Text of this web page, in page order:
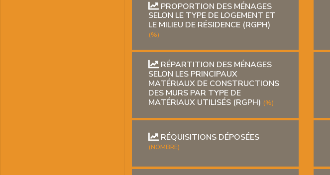
PROPORTION DES MÉNAGES
SELON LE TYPE DE LOGEMENT ET
LE MILIEU DE RÉSIDENCE (RGPH)
(%)
RÉPARTITION DES MÉNAGES
SELON LES PRINCIPAUX
MATÉRIAUX DE CONSTRUCTIONS
DES MURS PAR TYPE DE
MATÉRIAUX UTILISÉS (RGPH) (%)
RÉQUISITIONS DÉPOSÉES
(NOMBRE)